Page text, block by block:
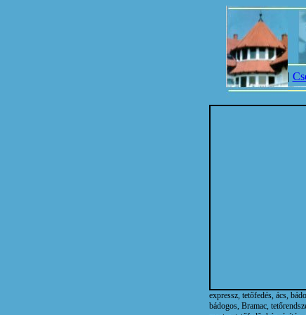
|
expressz, tetőfedés, ács,
bádogos, Bramac,